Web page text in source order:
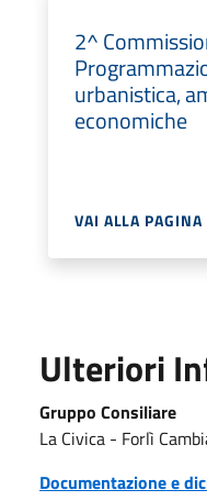
2^
urbanistica,
economiche
VAI ALLA PAGINA
Ulteriori
Gruppo Consiliare
La Civica - Forlì
Documentazione e